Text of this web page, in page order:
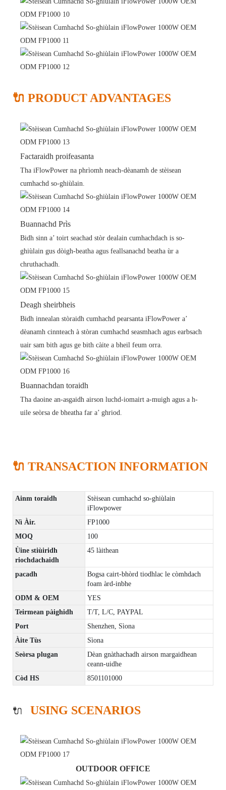
🔌 PRODUCT ADVANTAGES
Factaraidh proifeasanta
Tha iFlowPower na phrìomh neach-dèanamh de stèisean
cumhachd so-ghiùlain.
Buannachd Prìs
Bidh sinn a’ toirt seachad stòr dealain cumhachdach is so-
ghiùlain gus dòigh-beatha agus feallsanachd beatha ùr a
chruthachadh.
Deagh sheirbheis
Bidh innealan stòraidh cumhachd pearsanta iFlowPower a’
dèanamh cinnteach à stòran cumhachd seasmhach agus earbsach
uair sam bith agus ge bith càite a bheil feum orra.
Buannachdan toraidh
Tha daoine an-asgaidh airson luchd-iomairt a-muigh agus a h-
uile seòrsa de bheatha far a’ ghriod.
🔌 TRANSACTION INFORMATION
Ainm toraidh
Stèisean cumhachd so-ghiùlain
iFlowpower
Nì Àir.
FP1000
MOQ
100
Ùine stiùiridh
riochdachaidh
45 làithean
pacadh
Bogsa cairt-bhòrd tiodhlac le còmhdach
foam àrd-inbhe
ODM & OEM
YES
Teirmean pàighidh
T/T, L/C, PAYPAL
Port
Shenzhen, Sìona
Àite Tùs
Sìona
Seòrsa plugan
Dèan gnàthachadh airson margaidhean
ceann-uidhe
Còd HS
8501101000
🔌 USING SCENARIOS
OUTDOOR OFFICE